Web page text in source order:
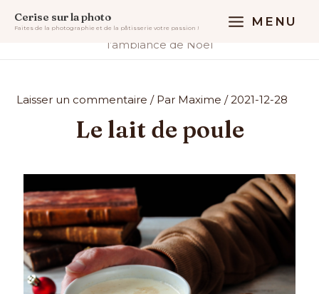
Cerise sur la photo
Faites de la photographie et de la pâtisserie votre passion !
MAIN
MENU
Accueil
Le lait de poule parfait pour se plonger dans
l’ambiance de Noël
Laisser un commentaire / Par Maxime/2021-12-28
Le lait de poule